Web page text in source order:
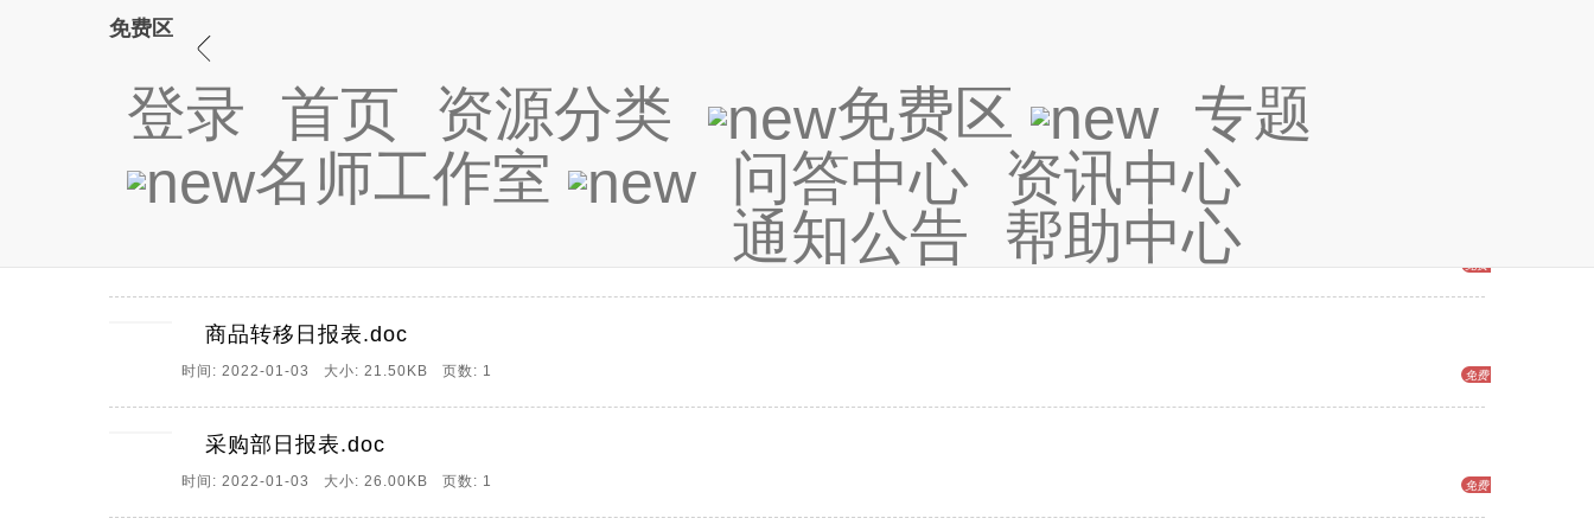
免费区
登录 首页 资源分类 免费区
专题
名师工作室
问答中心
资讯中心
通知公告
帮助中心
一级：办公文档
商品转移日报表.doc
时间: 2022-01-03 大小: 21.50KB 页数: 1 免费
采购部日报表.doc
时间: 2022-01-03 大小: 26.00KB 页数: 1 免费